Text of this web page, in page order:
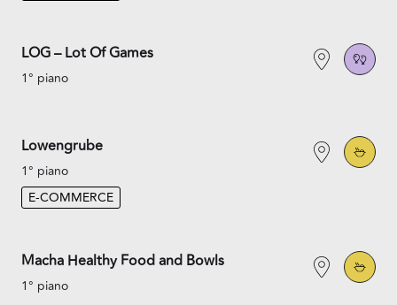
LOG – Lot Of Games
1° piano
Lowengrube
1° piano
E-COMMERCE
Macha Healthy Food and Bowls
1° piano